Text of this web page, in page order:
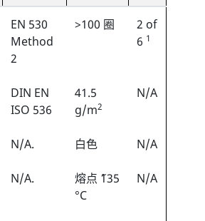
EN 530
Method
2
>100 圈
2 of
6 1
DIN EN
ISO 536
41.5
g/m2
N/A
N/A. 白色 N/A
N/A.
熔点 ˜135
°C
N/A